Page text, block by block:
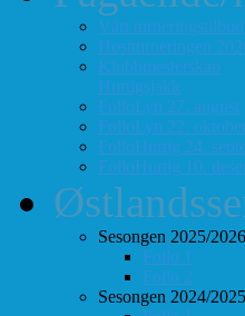
Vårt turneringstilbud
Høstturneringen
Klubbmesterskap
Hurtigsjakk
FolloLyn 27. august
FolloLyn 22.
FolloHurtig 24.
FolloHurtig 10.
Sesongen 2025/2026
Follo 1
Follo 2
Sesongen 2024/2025